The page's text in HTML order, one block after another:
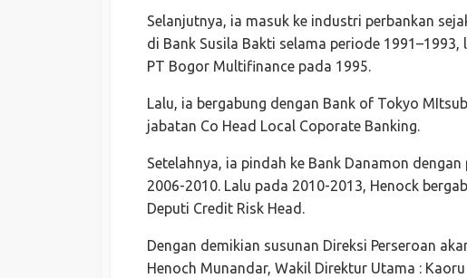
Selanjutnya, ia masuk ke industri perbankan
di Bank Susila Bakti selama periode 1991–1993,
PT Bogor Multifinance pada 1995.
Lalu, ia bergabung dengan Bank of Tokyo
jabatan Co Head Local Coporate Banking.
Setelahnya, ia pindah ke Bank Danamon
2006-2010. Lalu pada 2010-2013, Henock
Deputi Credit Risk Head.
Dengan demikian susunan Direksi Perseroan
Henoch Munandar, Wakil Direktur Utama :